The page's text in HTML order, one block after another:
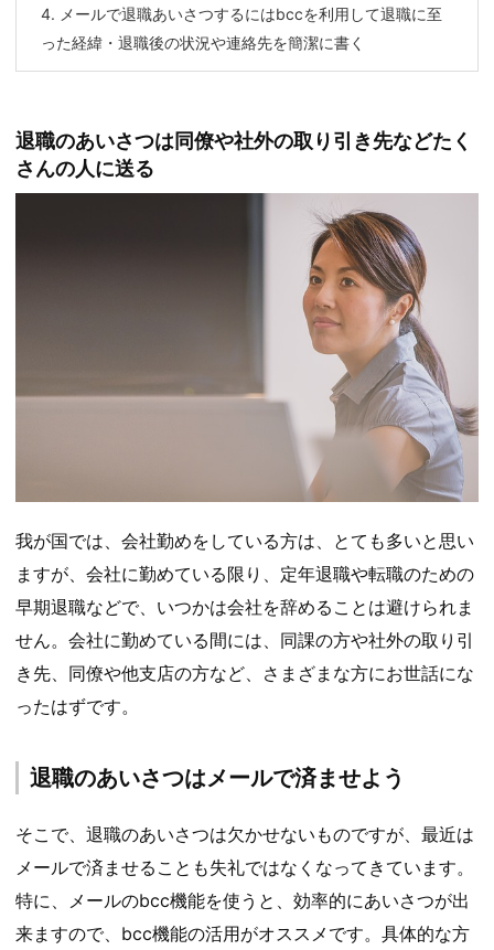
4. メールで退職あいさつするにはbccを利用して退職に至
った経緯・退職後の状況や連絡先を簡潔に書く
退職のあいさつは同僚や社外の取り引き先などたく
さんの人に送る
我が国では、会社勤めをしている方は、とても多いと思い
ますが、会社に勤めている限り、定年退職や転職のための
早期退職などで、いつかは会社を辞めることは避けられま
せん。会社に勤めている間には、同課の方や社外の取り引
き先、同僚や他支店の方など、さまざまな方にお世話にな
ったはずです。
退職のあいさつはメールで済ませよう
そこで、退職のあいさつは欠かせないものですが、最近は
メールで済ませることも失礼ではなくなってきています。
特に、メールのbcc機能を使うと、効率的にあいさつが出
来ますので、bcc機能の活用がオススメです。具体的な方